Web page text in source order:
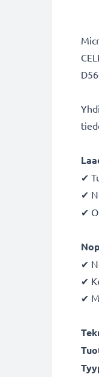
✔
✔
✔
✔
✔
✔